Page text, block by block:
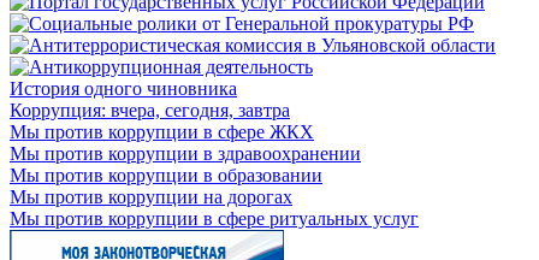
История одного чиновника
Коррупция: вчера, сегодня, завтра
Мы против коррупции в сфере ЖКХ
Мы против коррупции в здравоохранении
Мы против коррупции в образовании
Мы против коррупции на дорогах
Мы против коррупции в сфере ритуальных услуг